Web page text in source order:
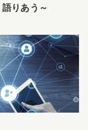
りあう～